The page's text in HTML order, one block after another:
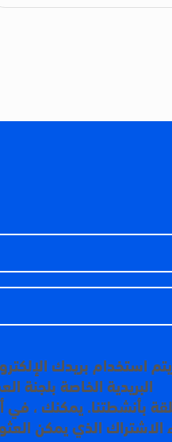
يتم استخدام بريدك
البريدية الخاصة بلجنة
بأنشطتنا. يمكنك ،
الاشتراك الذي يمكن